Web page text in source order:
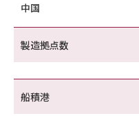
中国
製造拠点数
船積港